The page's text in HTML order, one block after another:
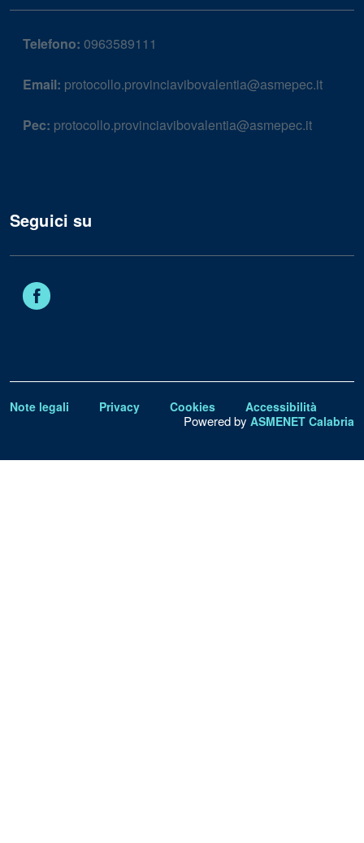
Telefono: 0963589111
Email: protocollo.provinciavibovalentia@asmepec.it
Pec: protocollo.provinciavibovalentia@asmepec.it
Seguici su
Note legali Privacy Cookies Accessibilità
Powered by ASMENET Calabria